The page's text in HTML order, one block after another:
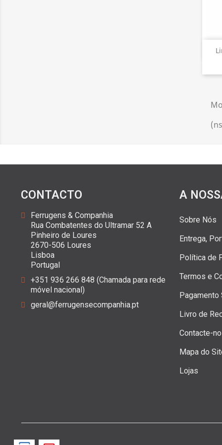
CONTACTO
Ferrugens & Companhia
Rua Combatentes do Ultramar 52 A
Pinheiro de Loures
2670-506 Loures
Lisboa
Portugal
+351 936 266 848 (Chamada para rede
móvel nacional)
geral@ferrugensecompanhia.pt
A
Sobre Nós
Entrega,
Política de
Termos e
Pagamento
Livro de
Contacte-
Mapa do
Lojas